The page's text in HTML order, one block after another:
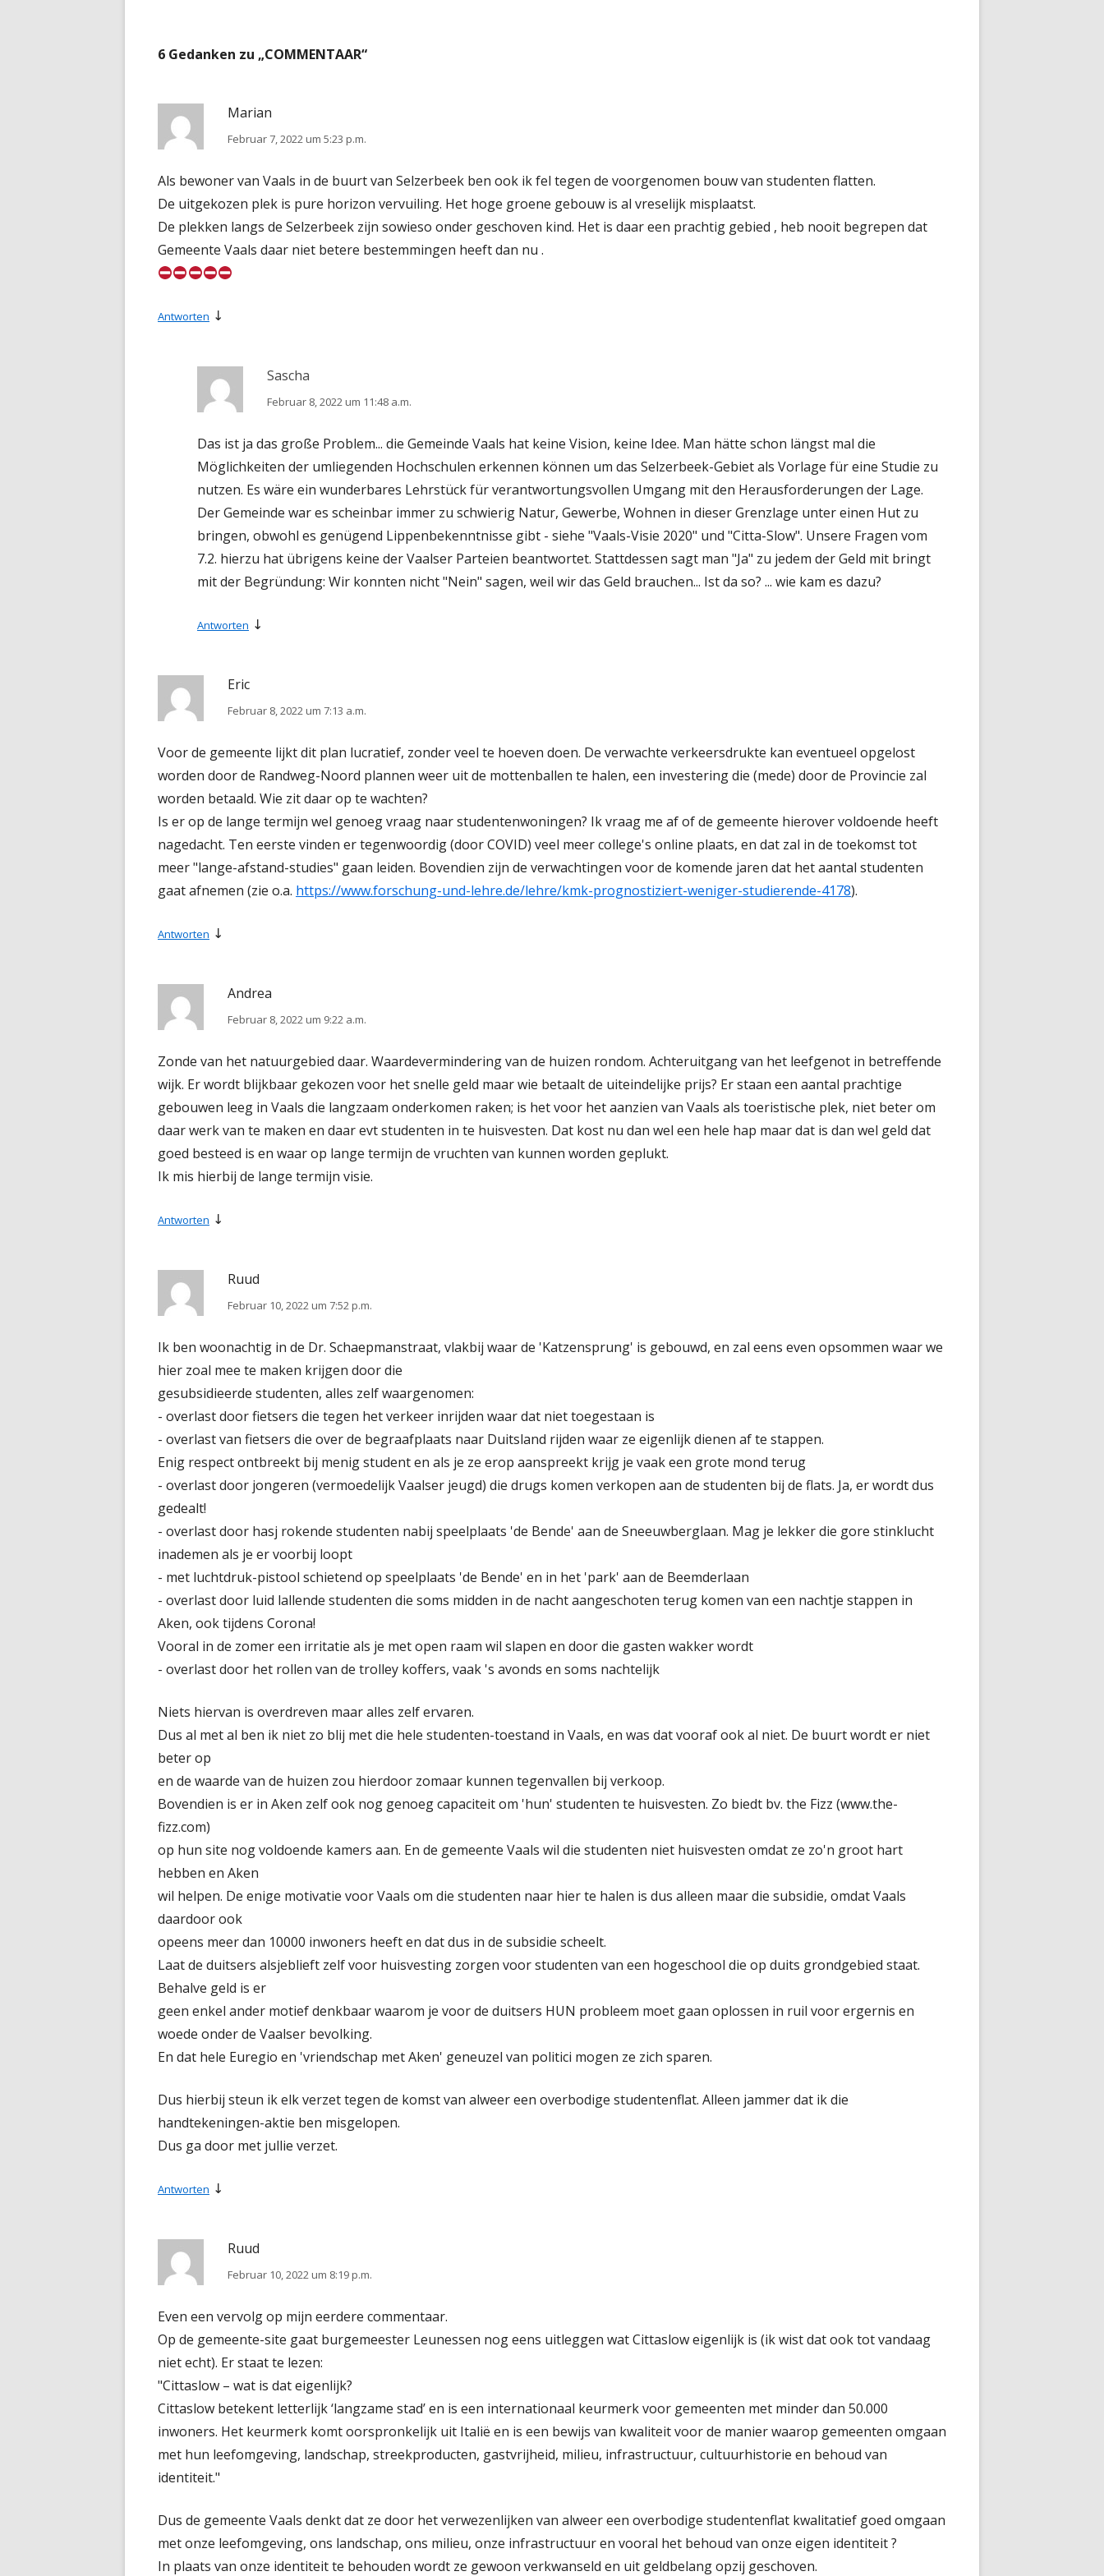
6 Gedanken zu „COMMENTAAR“
Marian
Februar 7, 2022 um 5:23 p.m.
Als bewoner van Vaals in de buurt van Selzerbeek ben ook ik fel tegen de voorgenomen bouw van studenten flatten.
De uitgekozen plek is pure horizon vervuiling. Het hoge groene gebouw is al vreselijk misplaatst.
De plekken langs de Selzerbeek zijn sowieso onder geschoven kind. Het is daar een prachtig gebied , heb nooit begrepen dat
Gemeente Vaals daar niet betere bestemmingen heeft dan nu .
Antworten ↓
Sascha
Februar 8, 2022 um 11:48 a.m.
Das ist ja das große Problem... die Gemeinde Vaals hat keine Vision, keine Idee. Man hätte schon längst mal die
Möglichkeiten der umliegenden Hochschulen erkennen können um das Selzerbeek-Gebiet als Vorlage für eine Studie zu
nutzen. Es wäre ein wunderbares Lehrstück für verantwortungsvollen Umgang mit den Herausforderungen der Lage.
Der Gemeinde war es scheinbar immer zu schwierig Natur, Gewerbe, Wohnen in dieser Grenzlage unter einen Hut zu
bringen, obwohl es genügend Lippenbekenntnisse gibt - siehe "Vaals-Visie 2020" und "Citta-Slow". Unsere Fragen vom
7.2. hierzu hat übrigens keine der Vaalser Parteien beantwortet. Stattdessen sagt man "Ja" zu jedem der Geld mit bringt
mit der Begründung: Wir konnten nicht "Nein" sagen, weil wir das Geld brauchen... Ist da so? ... wie kam es dazu?
Antworten ↓
Eric
Februar 8, 2022 um 7:13 a.m.
Voor de gemeente lijkt dit plan lucratief, zonder veel te hoeven doen. De verwachte verkeersdrukte kan eventueel opgelost
worden door de Randweg-Noord plannen weer uit de mottenballen te halen, een investering die (mede) door de Provincie zal
worden betaald. Wie zit daar op te wachten?
Is er op de lange termijn wel genoeg vraag naar studentenwoningen? Ik vraag me af of de gemeente hierover voldoende heeft
nagedacht. Ten eerste vinden er tegenwoordig (door COVID) veel meer college's online plaats, en dat zal in de toekomst tot
meer "lange-afstand-studies" gaan leiden. Bovendien zijn de verwachtingen voor de komende jaren dat het aantal studenten
gaat afnemen (zie o.a. https://www.forschung-und-lehre.de/lehre/kmk-prognostiziert-weniger-studierende-4178).
Antworten ↓
Andrea
Februar 8, 2022 um 9:22 a.m.
Zonde van het natuurgebied daar. Waardevermindering van de huizen rondom. Achteruitgang van het leefgenot in betreffende
wijk. Er wordt blijkbaar gekozen voor het snelle geld maar wie betaalt de uiteindelijke prijs? Er staan een aantal prachtige
gebouwen leeg in Vaals die langzaam onderkomen raken; is het voor het aanzien van Vaals als toeristische plek, niet beter om
daar werk van te maken en daar evt studenten in te huisvesten. Dat kost nu dan wel een hele hap maar dat is dan wel geld dat
goed besteed is en waar op lange termijn de vruchten van kunnen worden geplukt.
Ik mis hierbij de lange termijn visie.
Antworten ↓
Ruud
Februar 10, 2022 um 7:52 p.m.
Ik ben woonachtig in de Dr. Schaepmanstraat, vlakbij waar de 'Katzensprung' is gebouwd, en zal eens even opsommen waar we
hier zoal mee te maken krijgen door die
gesubsidieerde studenten, alles zelf waargenomen:
- overlast door fietsers die tegen het verkeer inrijden waar dat niet toegestaan is
- overlast van fietsers die over de begraafplaats naar Duitsland rijden waar ze eigenlijk dienen af te stappen.
Enig respect ontbreekt bij menig student en als je ze erop aanspreekt krijg je vaak een grote mond terug
- overlast door jongeren (vermoedelijk Vaalser jeugd) die drugs komen verkopen aan de studenten bij de flats. Ja, er wordt dus
gedealt!
- overlast door hasj rokende studenten nabij speelplaats 'de Bende' aan de Sneeuwberglaan. Mag je lekker die gore stinklucht
inademen als je er voorbij loopt
- met luchtdruk-pistool schietend op speelplaats 'de Bende' en in het 'park' aan de Beemderlaan
- overlast door luid lallende studenten die soms midden in de nacht aangeschoten terug komen van een nachtje stappen in
Aken, ook tijdens Corona!
Vooral in de zomer een irritatie als je met open raam wil slapen en door die gasten wakker wordt
- overlast door het rollen van de trolley koffers, vaak 's avonds en soms nachtelijk
Niets hiervan is overdreven maar alles zelf ervaren.
Dus al met al ben ik niet zo blij met die hele studenten-toestand in Vaals, en was dat vooraf ook al niet. De buurt wordt er niet
beter op
en de waarde van de huizen zou hierdoor zomaar kunnen tegenvallen bij verkoop.
Bovendien is er in Aken zelf ook nog genoeg capaciteit om 'hun' studenten te huisvesten. Zo biedt bv. the Fizz (www.the-
fizz.com)
op hun site nog voldoende kamers aan. En de gemeente Vaals wil die studenten niet huisvesten omdat ze zo'n groot hart
hebben en Aken
wil helpen. De enige motivatie voor Vaals om die studenten naar hier te halen is dus alleen maar die subsidie, omdat Vaals
daardoor ook
opeens meer dan 10000 inwoners heeft en dat dus in de subsidie scheelt.
Laat de duitsers alsjeblieft zelf voor huisvesting zorgen voor studenten van een hogeschool die op duits grondgebied staat.
Behalve geld is er
geen enkel ander motief denkbaar waarom je voor de duitsers HUN probleem moet gaan oplossen in ruil voor ergernis en
woede onder de Vaalser bevolking.
En dat hele Euregio en 'vriendschap met Aken' geneuzel van politici mogen ze zich sparen.
Dus hierbij steun ik elk verzet tegen de komst van alweer een overbodige studentenflat. Alleen jammer dat ik die
handtekeningen-aktie ben misgelopen.
Dus ga door met jullie verzet.
Antworten ↓
Ruud
Februar 10, 2022 um 8:19 p.m.
Even een vervolg op mijn eerdere commentaar.
Op de gemeente-site gaat burgemeester Leunessen nog eens uitleggen wat Cittaslow eigenlijk is (ik wist dat ook tot vandaag
niet echt). Er staat te lezen:
"Cittaslow – wat is dat eigenlijk?
Cittaslow betekent letterlijk ‘langzame stad’ en is een internationaal keurmerk voor gemeenten met minder dan 50.000
inwoners. Het keurmerk komt oorspronkelijk uit Italië en is een bewijs van kwaliteit voor de manier waarop gemeenten omgaan
met hun leefomgeving, landschap, streekproducten, gastvrijheid, milieu, infrastructuur, cultuurhistorie en behoud van
identiteit."
Dus de gemeente Vaals denkt dat ze door het verwezenlijken van alweer een overbodige studentenflat kwalitatief goed omgaan
met onze leefomgeving, ons landschap, ons milieu, onze infrastructuur en vooral het behoud van onze eigen identiteit ?
In plaats van onze identiteit te behouden wordt ze gewoon verkwanseld en uit geldbelang opzij geschoven.